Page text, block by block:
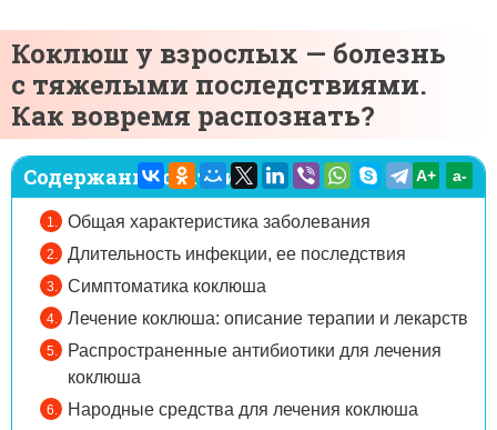
Коклюш у взрослых — болезнь
с тяжелыми последствиями.
Как вовремя распознать?
Содержание статьи:
Общая характеристика заболевания
Длительность инфекции, ее последствия
Симптоматика коклюша
Лечение коклюша: описание терапии и лекарств
Распространенные антибиотики для лечения
коклюша
Народные средства для лечения коклюша
A+ а-